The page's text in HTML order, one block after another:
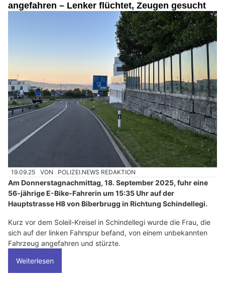
angefahren – Lenker flüchtet, Zeugen gesucht
19.09.25 VON POLIZEI.NEWS REDAKTION
Am Donnerstagnachmittag, 18. September 2025, fuhr eine
56-jährige E-Bike-Fahrerin um 15:35 Uhr auf der
Hauptstrasse H8 von Biberbrugg in Richtung Schindellegi.
Kurz vor dem Soleil-Kreisel in Schindellegi wurde die Frau, die
sich auf der linken Fahrspur befand, von einem unbekannten
Fahrzeug angefahren und stürzte.
Weiterlesen